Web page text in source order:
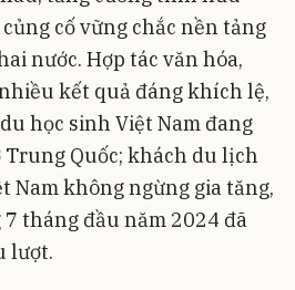
cố vững chắc nền tảng
nước. Hợp tác văn hóa,
kết quả đáng khích lệ,
học sinh Việt Nam đang
Trung Quốc; khách du lịch
Nam không ngừng gia tăng,
tháng đầu năm 2024 đã
lượt.